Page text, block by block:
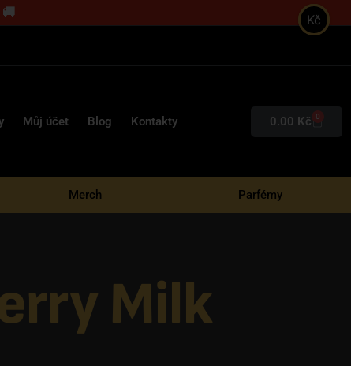
Můj účet Blog Kontakty 0.00 Kč 0
Merch Parfémy
Milk
Kč